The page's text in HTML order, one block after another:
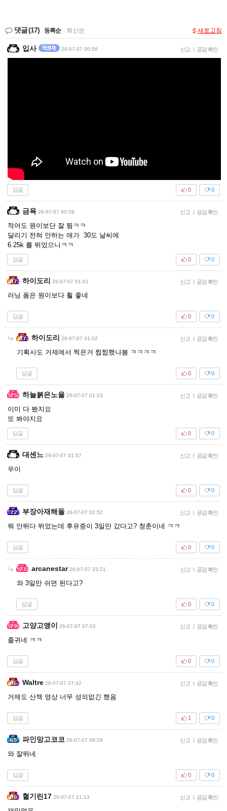
댓글(17) 등록순 최신순 새로고침
입사 26-07-07 00:56 신고 | 공감 확인
답글 0
0
금욕 26-07-07 00:59 신고 | 공감 확인
적어도 원이보단 잘 뜀ㅋㅋ
달리기 전혀 안하는 애가 30도 날씨에
6.25k 를 뛰었으니ㅋㅋ
답글 0
0
하이도리 26-07-07 01:01 신고 | 공감 확인
러닝 폼은 원이보다 훨 좋네
답글 0
0
하이도리 26-07-07 01:02 신고 | 공감 확인
기획사도 거제에서 찍은거 찝찝했나봄 ㅋㅋㅋㅋ
답글 0
0
하늘붉은노을 26-07-07 01:23 신고 | 공감 확인
이미 다 봤지요
또 봐야지요
답글 0
0
대센느 26-07-07 01:57 신고 | 공감 확인
우이
답글 0
0
부장아재해돌 26-07-07 02:52 신고 | 공감 확인
뭐 안뛰다 뛰었는데 후유증이 3일만 갔다고? 청춘이네 ㅋㅋ
답글 0
0
arcanestar 26-07-07 23:21 신고 | 공감 확인
와 3일만 쉬면 된다고?
답글 0
0
고양고앵이 26-07-07 07:02 신고 | 공감 확인
졸귀네 ㅋㅋ
답글 0
0
Waltre 26-07-07 07:42 신고 | 공감 확인
거제도 산책 영상 너무 성의없긴 했음
답글 0
1
파인망고코코 26-07-07 09:29 신고 | 공감 확인
와 잘뛰네
답글 0
0
혈기린17 26-07-07 11:13 신고 | 공감 확인